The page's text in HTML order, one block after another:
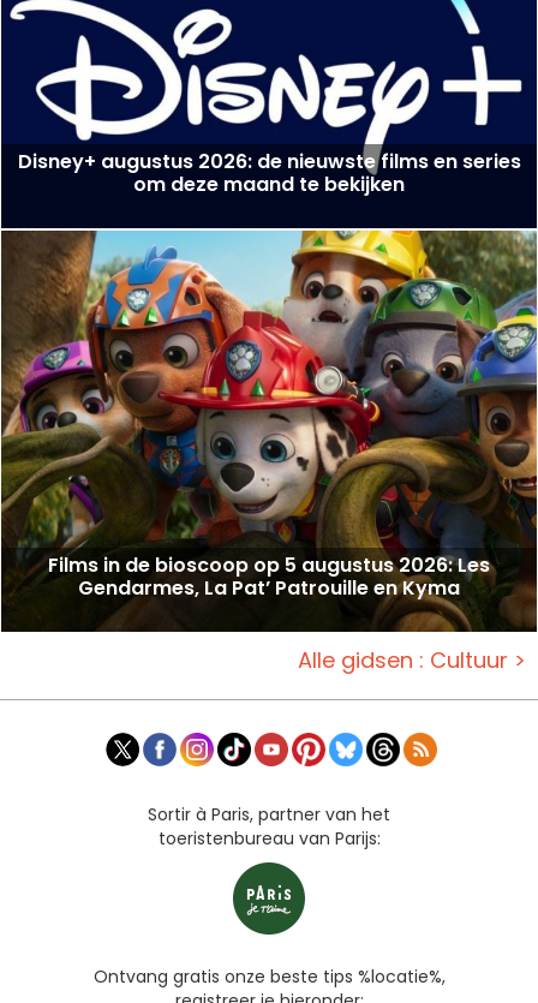
Disney+ augustus 2026: de nieuwste films en series
om deze maand te bekijken
Films in de bioscoop op 5 augustus 2026: Les
Gendarmes, La Pat’ Patrouille en Kyma
Alle gidsen : Cultuur >
Sortir à Paris, partner van het
toeristenbureau van Parijs:
Ontvang gratis onze beste tips %locatie%,